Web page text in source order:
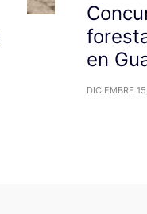
en
DICIEMBRE